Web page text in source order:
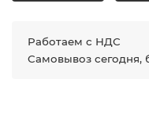
Работаем с НДС
Самовывоз сегодня,